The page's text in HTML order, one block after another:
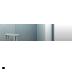
en techniek